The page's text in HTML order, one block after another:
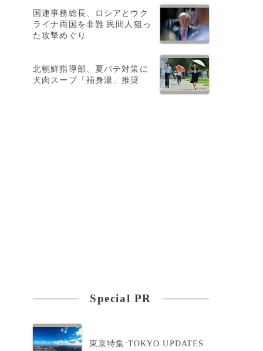
国連事務総長、ロシアとウク
ライナ両国を非難 民間人狙っ
た攻撃めぐり
北朝鮮指導部、夏バテ対策に
犬肉スープ「補身湯」推奨
Special PR
東京特集:TOKYO UPDATES